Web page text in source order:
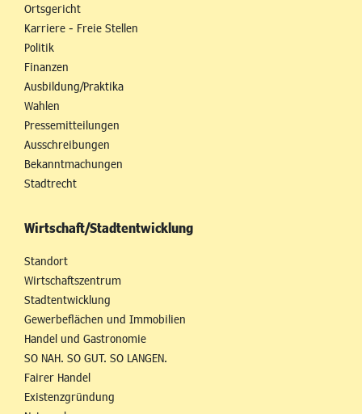
Ortsgericht
Karriere - Freie Stellen
Politik
Finanzen
Ausbildung/Praktika
Wahlen
Pressemitteilungen
Ausschreibungen
Bekanntmachungen
Stadtrecht
Wirtschaft/Stadtentwicklung
Standort
Wirtschaftszentrum
Stadtentwicklung
Gewerbeflächen und Immobilien
Handel und Gastronomie
SO NAH. SO GUT. SO LANGEN.
Fairer Handel
Existenzgründung